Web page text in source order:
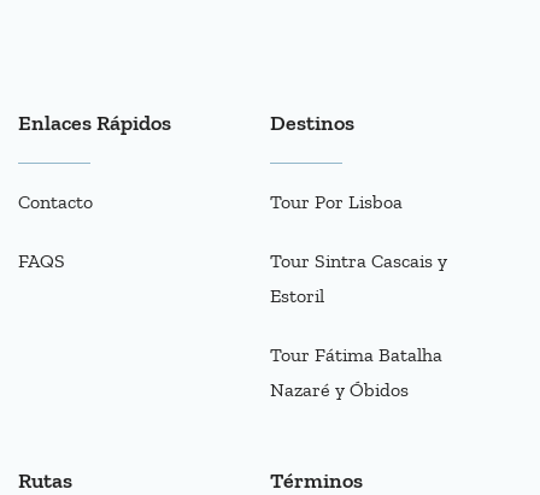
Enlaces Rápidos
Contacto
FAQS
Destinos
Tour Por Lisboa
Tour Sintra Cascais y
Estoril
Tour Fátima Batalha
Nazaré y Óbidos
Rutas Términos